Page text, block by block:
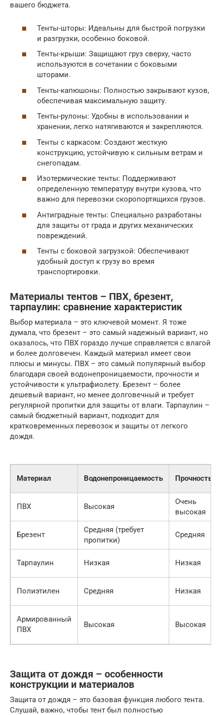
вашего бюджета.
Тенты-шторы: Идеальны для быстрой погрузки
и разгрузки, особенно боковой.
Тенты-крыши: Защищают груз сверху, часто
используются в сочетании с боковыми
шторами.
Тенты-капюшоны: Полностью закрывают кузов,
обеспечивая максимальную защиту.
Тенты-рулоны: Удобны в использовании и
хранении, легко натягиваются и закрепляются.
Тенты с каркасом: Создают жесткую
конструкцию, устойчивую к сильным ветрам и
снегопадам.
Изотермические тенты: Поддерживают
определенную температуру внутри кузова, что
важно для перевозки скоропортящихся грузов.
Антиградные тенты: Специально разработаны
для защиты от града и других механических
повреждений.
Тенты с боковой загрузкой: Обеспечивают
удобный доступ к грузу во время
транспортировки.
Материалы тентов – ПВХ, брезент,
тарпаулин: сравнение характеристик
Выбор материала – это ключевой момент. Я тоже
думала, что брезент – это самый надежный вариант, но
оказалось, что ПВХ гораздо лучше справляется с влагой
и более долговечен. Каждый материал имеет свои
плюсы и минусы. ПВХ – это самый популярный выбор
благодаря своей водонепроницаемости, прочности и
устойчивости к ультрафиолету. Брезент – более
дешевый вариант, но менее долговечный и требует
регулярной пропитки для защиты от влаги. Тарпаулин –
самый бюджетный вариант, подходит для
кратковременных перевозок и защиты от легкого
дождя.
Материал Водонепроницаемость Прочность
ПВХ Высокая
Очень
высокая
Брезент
Средняя (требует
пропитки)
Средняя
Тарпаулин Низкая Низкая
Полиэтилен Средняя Низкая
Армированный
ПВХ
Высокая Высокая
Защита от дождя – особенности
конструкции и материалов
Защита от дождя – это базовая функция любого тента.
Слушай, важно, чтобы тент был полностью